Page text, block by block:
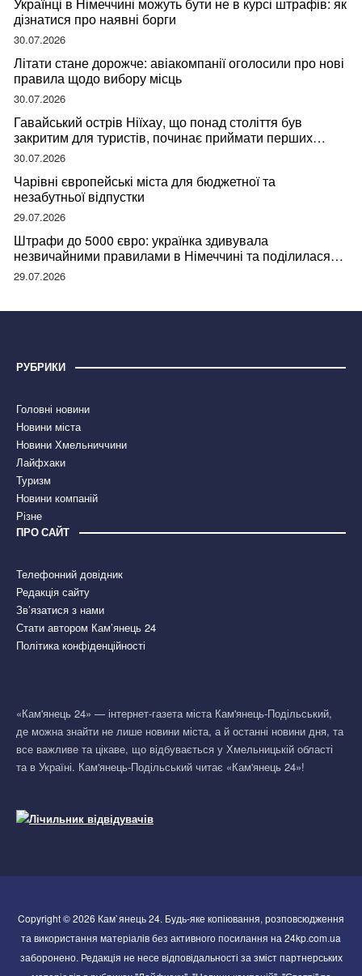
Українці в Німеччині можуть бути не в курсі штрафів: як
дізнатися про наявні борги
30.07.2026
Літати стане дорожче: авіакомпанії оголосили про нові
правила щодо вибору місць
30.07.2026
Гавайський острів Ніїхау, що понад століття був
закритим для туристів, починає приймати перших
відвідувачів
30.07.2026
Чарівні європейські міста для бюджетної та
незабутньої відпустки
29.07.2026
Штрафи до 5000 євро: українка здивувала
незвичайними правилами в Німеччині та поділилася
правдою
29.07.2026
РУБРИКИ
Головні новини
Новини міста
Новини Хмельниччини
Лайфхаки
Туризм
Новини компаній
Різне
ПРО САЙТ
Телефонний довідник
Редакція сайту
Зв’язатися з нами
Стати автором Кам’янець 24
Політика конфіденційності
«Кам'янець 24» — інтернет-газета міста Кам'янець-Подільський,
де можна знайти не лише новини міста, а й останні новини дня, та
все важливе та цікаве, що відбувається у Хмельницькій області
та в Україні. Кам'янець-Подільський читає «Кам'янець 24»!
Copyright © 2026 Кам`янець 24. Будь-яке копіювання, розповсюдження
та використання матеріалів без активного посилання на 24kp.com.ua
заборонено. Редакція не несе відповідальності за зміст партнерських